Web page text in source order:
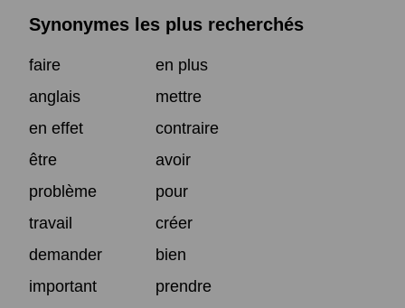
Synonymes les plus recherchés
faire
en plus
anglais
mettre
en effet
contraire
être
avoir
problème
pour
travail
créer
demander
bien
important
prendre